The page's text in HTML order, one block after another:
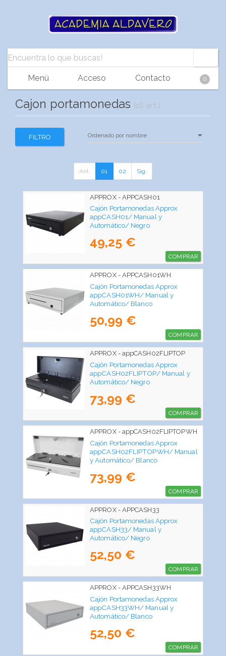
Menú Acceso Contacto 0
Cajon portamonedas (16 art.)
FILTRO
Ant. 01 02 Sig.
APPROX - APPCASH01
Cajón Portamonedas Approx
appCASH01/ Manual y
Automático/ Negro
49,25 €
COMPRAR
APPROX - APPCASH01WH
Cajón Portamonedas Approx
appCASH01WH/ Manual y
Automático/ Blanco
50,99 €
COMPRAR
APPROX - appCASH02FLIPTOP
Cajón Portamonedas Approx
appCASH02FLIPTOP/ Manual y
Automático/ Negro
73,99 €
COMPRAR
APPROX - appCASH02FLIPTOPWH
Cajón Portamonedas Approx
appCASH02FLIPTOPWH/ Manual
y Automático/ Blanco
73,99 €
COMPRAR
APPROX - APPCASH33
Cajón Portamonedas Approx
appCASH33/ Manual y
Automático/ Negro
52,50 €
COMPRAR
APPROX - APPCASH33WH
Cajón Portamonedas Approx
appCASH33WH/ Manual y
Automático/ Blanco
52,50 €
COMPRAR